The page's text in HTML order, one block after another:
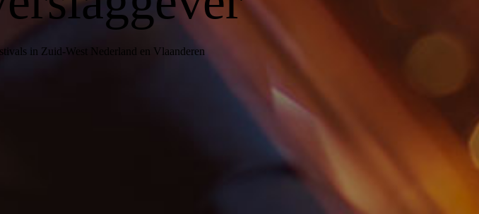
in Zuid-West Nederland en Vlaanderen